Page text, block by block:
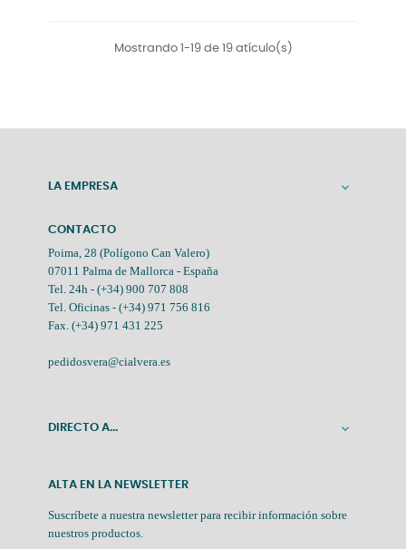
Mostrando 1-19 de 19 atículo(s)
LA EMPRESA 
CONTACTO
Poima, 28 (Polígono Can Valero)
07011 Palma de Mallorca - España
Tel. 24h - (+34) 900 707 808
Tel. Oficinas - (+34) 971 756 816
Fax. (+34) 971 431 225
pedidosvera@cialvera.es
DIRECTO A... 
ALTA EN LA NEWSLETTER
Suscríbete a nuestra newsletter para recibir información sobre
nuestros productos.